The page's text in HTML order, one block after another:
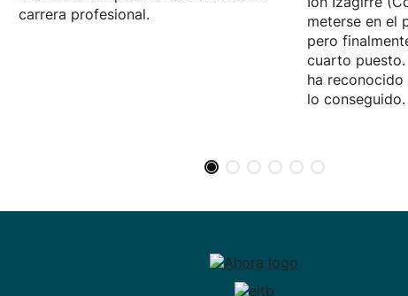
carrera profesional.
meterse en el
pero
cuarto
ha
lo conseguido.